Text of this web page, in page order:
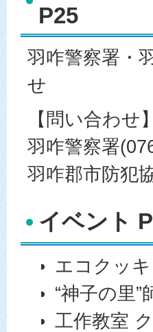
P25
羽咋警察署・
せ
【問い合わせ】
羽咋警察署
羽咋郡市防犯
イベント
エコクッ
“神子の里”
工作教室